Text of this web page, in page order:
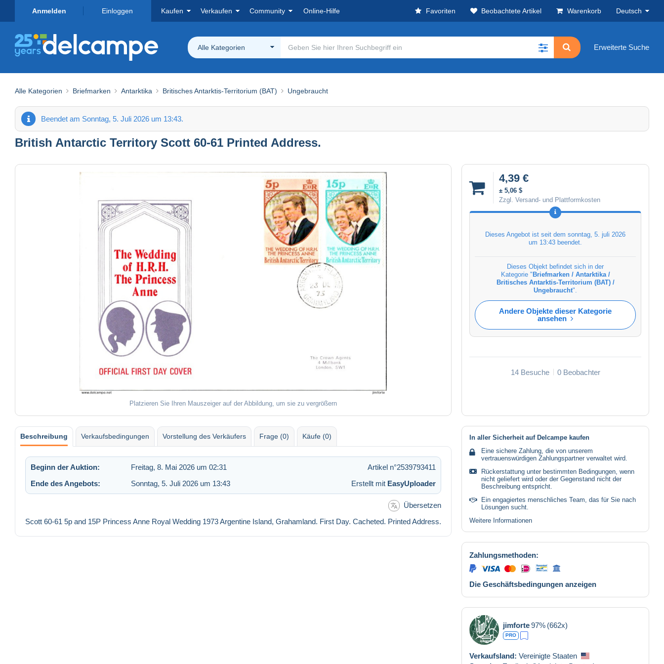
Anmelden Einloggen Kaufen Verkaufen Community Online-Hilfe Favoriten Beobachtete Artikel Warenkorb Deutsch
Alle Kategorien Erweiterte Suche
Alle Kategorien Briefmarken Antarktika Britisches Antarktis-Territorium (BAT) Ungebraucht
Beendet am Sonntag, 5. Juli 2026 um 13:43.
British Antarctic Territory Scott 60-61 Printed Address.
Platzieren Sie Ihren Mauszeiger auf der Abbildung, um sie zu vergrößern
4,39 €
± 5,06 $
Zzgl. Versand- und Plattformkosten
Dieses Angebot ist seit dem sonntag, 5. juli 2026
um 13:43 beendet.
Dieses Objekt befindet sich in der
Kategorie " Briefmarken / Antarktika /
Britisches Antarktis-Territorium (BAT) /
Ungebraucht".
Andere Objekte dieser Kategorie
ansehen
14 Besuche 0 Beobachter
Beschreibung Verkaufsbedingungen Vorstellung des Verkäufers Frage (0) Käufe (0)
Beginn der Auktion: Freitag, 8. Mai 2026 um 02:31
Artikel n°2539793411
Ende des Angebots:
Sonntag, 5. Juli 2026 um 13:43 Erstellt mit EasyUploader
Übersetzen
Scott 60-61 5p and 15P Princess Anne Royal Wedding 1973 Argentine Island, Grahamland. First Day. Cacheted. Printed Address.
In aller Sicherheit auf Delcampe kaufen
Eine sichere Zahlung, die von unserem
vertrauenswürdigen Zahlungspartner verwaltet wird.
Rückerstattung unter bestimmten Bedingungen, wenn
nicht geliefert wird oder der Gegenstand nicht der
Beschreibung entspricht.
Ein engagiertes menschliches Team, das für Sie nach
Lösungen sucht.
Weitere Informationen
Zahlungsmethoden:
Die Geschäftsbedingungen anzeigen
jimforte97% (662x)
PRO
Verkaufsland: Vereinigte Staaten